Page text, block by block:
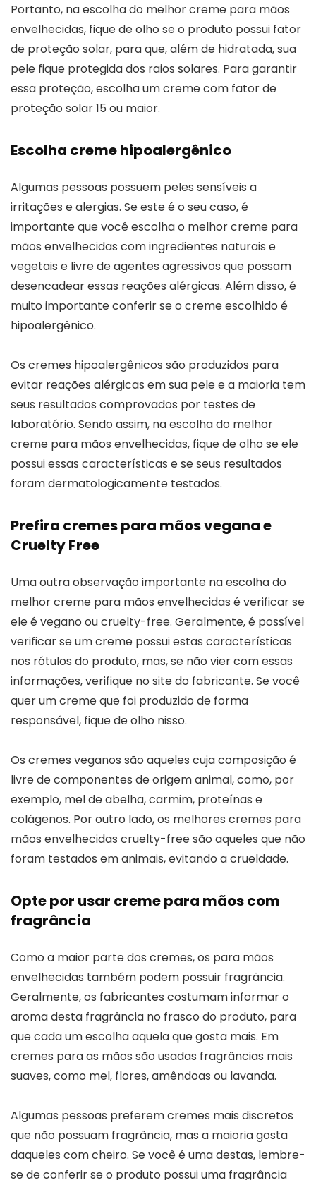
Portanto, na escolha do melhor creme para mãos
envelhecidas, fique de olho se o produto possui fator
de proteção solar, para que, além de hidratada, sua
pele fique protegida dos raios solares. Para garantir
essa proteção, escolha um creme com fator de
proteção solar 15 ou maior.
Escolha creme hipoalergênico
Algumas pessoas possuem peles sensíveis a
irritações e alergias. Se este é o seu caso, é
importante que você escolha o melhor creme para
mãos envelhecidas com ingredientes naturais e
vegetais e livre de agentes agressivos que possam
desencadear essas reações alérgicas. Além disso, é
muito importante conferir se o creme escolhido é
hipoalergênico.
Os cremes hipoalergênicos são produzidos para
evitar reações alérgicas em sua pele e a maioria tem
seus resultados comprovados por testes de
laboratório. Sendo assim, na escolha do melhor
creme para mãos envelhecidas, fique de olho se ele
possui essas características e se seus resultados
foram dermatologicamente testados.
Prefira cremes para mãos vegana e
Cruelty Free
Uma outra observação importante na escolha do
melhor creme para mãos envelhecidas é verificar se
ele é vegano ou cruelty-free. Geralmente, é possível
verificar se um creme possui estas características
nos rótulos do produto, mas, se não vier com essas
informações, verifique no site do fabricante. Se você
quer um creme que foi produzido de forma
responsável, fique de olho nisso.
Os cremes veganos são aqueles cuja composição é
livre de componentes de origem animal, como, por
exemplo, mel de abelha, carmim, proteínas e
colágenos. Por outro lado, os melhores cremes para
mãos envelhecidas cruelty-free são aqueles que não
foram testados em animais, evitando a crueldade.
Opte por usar creme para mãos com
fragrância
Como a maior parte dos cremes, os para mãos
envelhecidas também podem possuir fragrância.
Geralmente, os fabricantes costumam informar o
aroma desta fragrância no frasco do produto, para
que cada um escolha aquela que gosta mais. Em
cremes para as mãos são usadas fragrâncias mais
suaves, como mel, flores, amêndoas ou lavanda.
Algumas pessoas preferem cremes mais discretos
que não possuam fragrância, mas a maioria gosta
daqueles com cheiro. Se você é uma destas, lembre-
se de conferir se o produto possui uma fragrância